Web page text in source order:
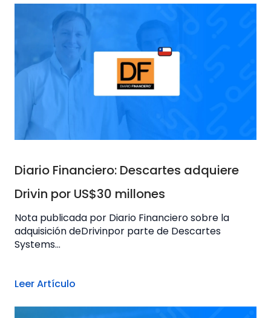
Diario Financiero: Descartes adquiere
Drivin por US$30 millones
Nota publicada por Diario Financiero sobre la
adquisición deDrivinpor parte de Descartes
Systems...
Leer Artículo